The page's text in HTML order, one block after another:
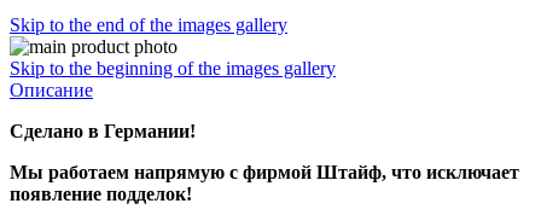
Skip to the end of the images gallery
Skip to the beginning of the images gallery
Описание
Сделано в Германии!
Мы работаем напрямую с фирмой Штайф, что исключает
появление подделок!